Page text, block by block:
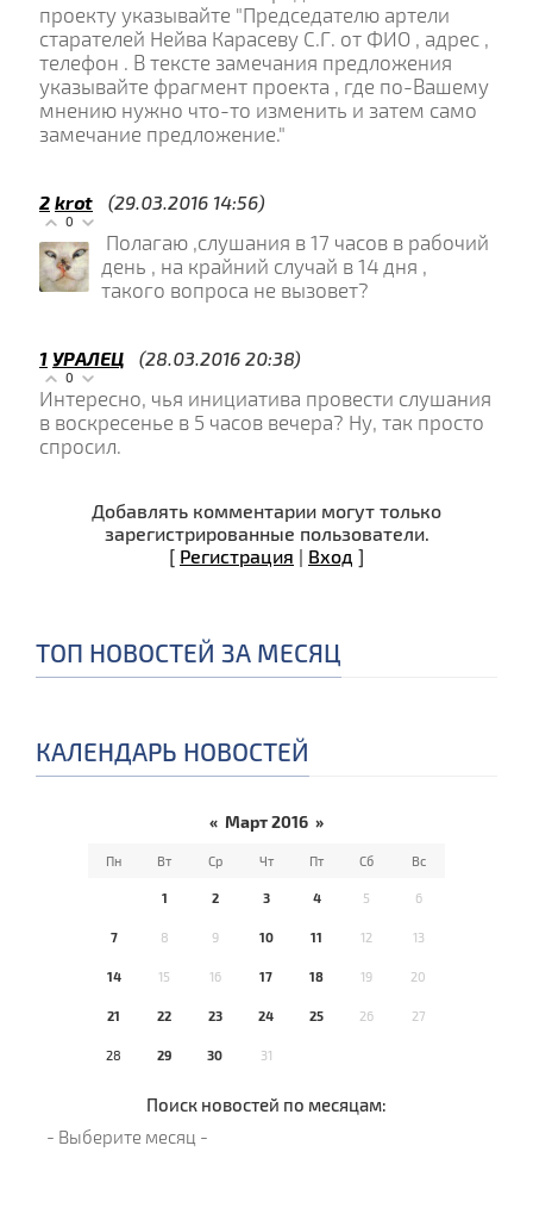
проекту указывайте "Председателю артели
старателей Нейва Карасеву С.Г. от ФИО , адрес ,
телефон . В тексте замечания предложения
указывайте фрагмент проекта , где по-Вашему
мнению нужно что-то изменить и затем само
замечание предложение."
2 krot (29.03.2016 14:56)
0
Полагаю ,слушания в 17 часов в рабочий
день , на крайний случай в 14 дня ,
такого вопроса не вызовет?
1 УРАЛЕЦ (28.03.2016 20:38)
0
Интересно, чья инициатива провести слушания
в воскресенье в 5 часов вечера? Ну, так просто
спросил.
Добавлять комментарии могут только
зарегистрированные пользователи.
[ Регистрация | Вход ]
ТОП НОВОСТЕЙ ЗА МЕСЯЦ
КАЛЕНДАРЬ НОВОСТЕЙ
« Март 2016 »
Пн Вт Ср Чт Пт Сб Вс
1 2 3 4 5 6
7 8 9 10 11 12 13
14 15 16 17 18 19 20
21 22 23 24 25 26 27
28 29 30 31
Поиск новостей по месяцам: